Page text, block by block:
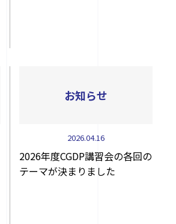
お知らせ
2026.04.16
2026年度CGDP講習会の各回の
テーマが決まりました